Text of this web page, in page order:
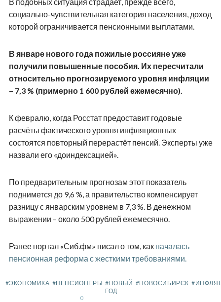
социально-чувствительная категория населения, доход
которой ограничивается пенсионными выплатами.
В январе нового года пожилые россияне уже
получили повышенные пособия. Их пересчитали
относительно прогнозируемого уровня инфляции
– 7,3 % (примерно 1 600 рублей ежемесячно).
К февралю, когда Росстат предоставит годовые
расчёты фактического уровня инфляционных
состоятся повторный перерастёт пенсий. Эксперты уже
назвали его «доиндексацией».
По предварительным прогнозам этот показатель
поднимется до 9,6 %, а правительство компенсирует
разницу с январским уровнем в 7,3 %. В денежном
выражении – около 500 рублей ежемесячно.
Ранее портал «Сиб.фм» писал о том, как началась
пенсионная реформа с жесткими требованиями.
#ЭКОНОМИКА #ПЕНСИОНЕРЫ #НОВЫЙ
ГОД
#НОВОСИБИРСК
0